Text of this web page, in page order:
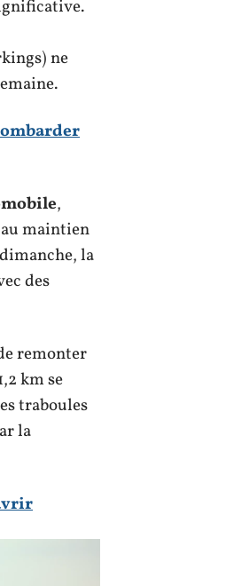
ne
,
maintien
la
des
remonter
km se
traboules
la